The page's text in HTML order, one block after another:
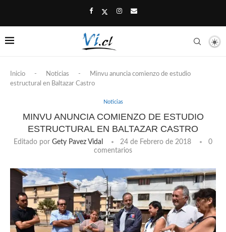
Inicio - Noticias -
Minvu anuncia comienzo de estudio
estructural en Baltazar Castro
Noticias
MINVU ANUNCIA COMIENZO DE ESTUDIO
ESTRUCTURAL EN BALTAZAR CASTRO
Editado por Gety Pavez Vidal 24 de Febrero de 2018
0
comentarios